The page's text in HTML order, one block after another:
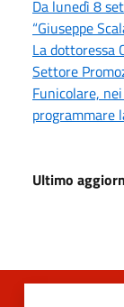
Da lunedì 8
“Giuseppe
La dottoressa
Settore
Funicolare,
programmare
Ultimo